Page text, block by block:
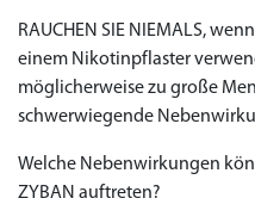
RAUCHEN SIE NIEMALS,
einem Nikotinpflaster
möglicherweise zu große
schwerwiegende
Welche Nebenwirkungen
ZYBAN auftreten?